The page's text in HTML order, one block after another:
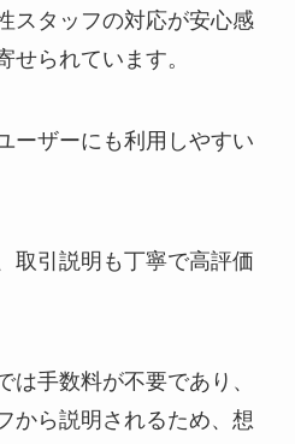
スタッフの対応が安心感
せられています。
ーザーにも利用しやすい
取引説明も丁寧で高評価
は手数料が不要であり、
から説明されるため、想